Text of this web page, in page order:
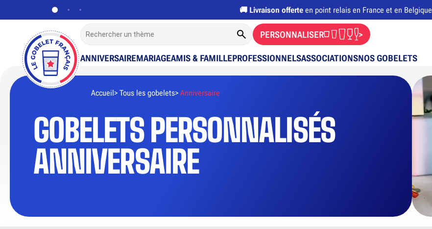
🚚 Livraison offerte en point relais en France et en Belgique
PERSONNALISER >
ANNIVERSAIREMARIAGEAMIS & FAMILLEPROFESSIONNELSASSOCIATIONSNOS GOBELETS
Accueil Tous les gobelets Anniversaire
GOBELETS PERSONNALISÉS
ANNIVERSAIRE